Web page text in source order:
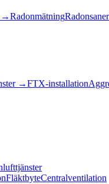
→Radonmätning
→FTX-installation
tjänster
FläktbyteCentralventilation